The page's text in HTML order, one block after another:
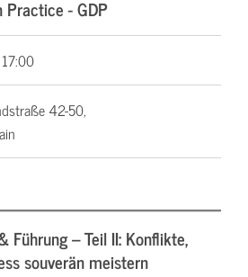
Practice - GDP
42-50,
Führung – Teil II: Konflikte,
souverän meistern